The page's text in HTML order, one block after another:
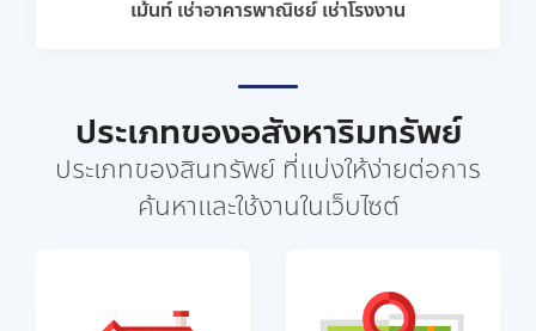
เม้นท์ เช่าอาคารพาณิชย์ เช่าโรงงาน
ประเภทของอสังหาริมทรัพย์
ประเภทของสินทรัพย์ ที่แบ่งให้ง่ายต่อการ
ค้นหาและใช้งานในเว็บไซต์